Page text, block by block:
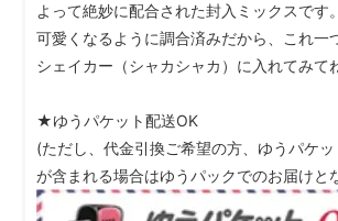
よって絶妙に配合された封入ミックスです。
可愛くなるように調合済みだから、これ一
シェイカー（シャカシャカ）に入れてみて
★ゆうパケット配送OK
(ただし、代金引換ご希望の方、ゆうパケ
が含まれる場合はゆうパックでのお届けと